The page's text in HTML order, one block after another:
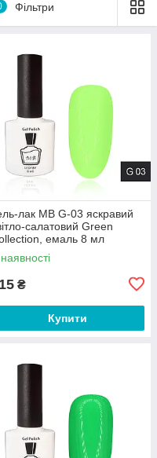
Фільтри
лак MB G-03 яскравий
салатовий Green
емаль 8 мл
₴
Купити